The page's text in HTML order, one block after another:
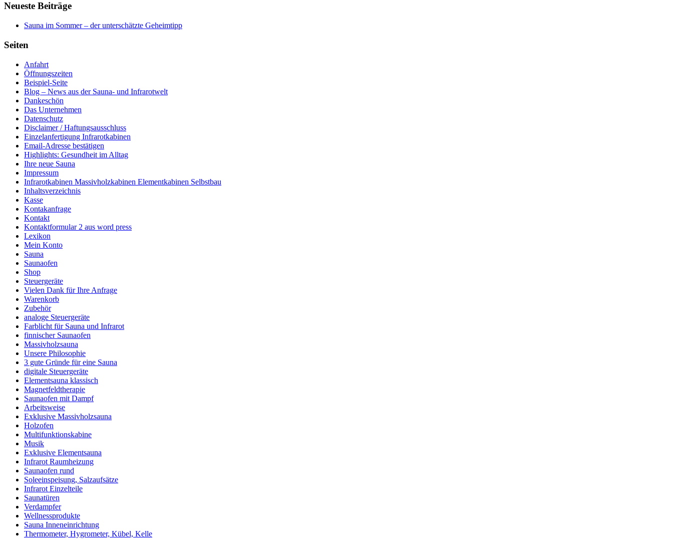
Neueste Beiträge
Sauna im Sommer – der unterschätzte Geheimtipp
Seiten
Anfahrt
Öffnungszeiten
Beispiel-Seite
Blog – News aus der Sauna- und Infrarotwelt
Dankeschön
Das Unternehmen
Datenschutz
Disclaimer / Haftungsausschluss
Einzelanfertigung Infrarotkabinen
Email-Adresse bestätigen
Highlights: Gesundheit im Alltag
Ihre neue Sauna
Impressum
Infrarotkabinen Massivholzkabinen Elementkabinen Selbstbau
Inhaltsverzeichnis
Kasse
Kontakanfrage
Kontakt
Kontaktformular 2 aus word press
Lexikon
Mein Konto
Sauna
Saunaofen
Shop
Steuergeräte
Vielen Dank für Ihre Anfrage
Warenkorb
Zubehör
analoge Steuergeräte
Farblicht für Sauna und Infrarot
finnischer Saunaofen
Massivholzsauna
Unsere Philosophie
3 gute Gründe für eine Sauna
digitale Steuergeräte
Elementsauna klassisch
Magnetfeldtherapie
Saunaofen mit Dampf
Arbeitsweise
Exklusive Massivholzsauna
Holzofen
Multifunktionskabine
Musik
Exklusive Elementsauna
Infrarot Raumheizung
Saunaofen rund
Soleeinspeisung, Salzaufsätze
Infrarot Einzelteile
Saunatüren
Verdampfer
Wellnessprodukte
Sauna Inneneinrichtung
Thermometer, Hygrometer, Kübel, Kelle